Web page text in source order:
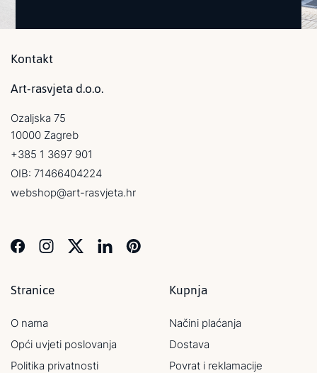
Kontakt
Art-rasvjeta d.o.o.
Ozaljska 75
10000 Zagreb
+385 1 3697 901
OIB: 71466404224
webshop@art-rasvjeta.hr
Stranice
O nama
Opći uvjeti poslovanja
Politika privatnosti
Kupnja
Načini plaćanja
Dostava
Povrat i reklamacije